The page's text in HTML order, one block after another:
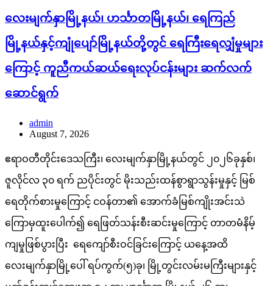
လေးမျက်နှာမြို့နယ်၊ ဟင်္သာတမြို့နယ်၊ ရေကြည်
မြို့နယ်နှင့်ကျုံပျော်မြို့နယ်တို့တွင် ရေကြီးရေလျှံမှုများ
ကြောင့် ကူညီကယ်ဆယ်ရေးလုပ်ငန်းများ ဆက်လက်
ဆောင်ရွက်
admin
August 7, 2026
ဧရာဝတီတိုင်းဒေသကြီး၊ လေးမျက်နှာမြို့နယ်တွင် ၂၀၂၆ခုနှစ်၊
ဇူလိုင်လ ၃၀ ရက် ညပိုင်းတွင် မိုးသည်းထန်စွာရွာသွန်းမှုနှင့် မြစ်
ရေတိုက်စားမှုကြောင့် ငဝန်တာ၏ အောက်ခံမြစ်ကျိုးအင်းသဲ
ကြောမှထူးပေါက်၍ ရေဖြတ်သန်းစီးဆင်းမှုကြောင့် တာတမံနိမ့်
ကျမှုဖြစ်ပွားပြီး ရေကျော်စီးဝင်ခြင်းကြောင့် ယနေ့အထိ
လေးမျက်နှာမြို့ပေါ် ရပ်ကွက်(၅)ခု၊ မြို့တွင်းလမ်းမကြီးများနှင့်